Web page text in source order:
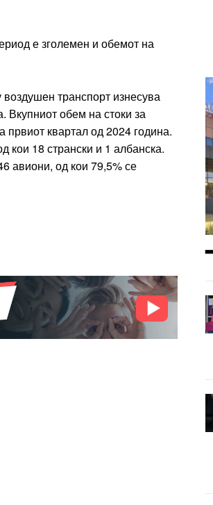
е зголемен и обемот на
транспорт изнесува
Вкупниот обем на стоки за
првиот квартал од 2024 година.
кои 18 странски и 1 албанска.
авиони, од кои 79,5% се